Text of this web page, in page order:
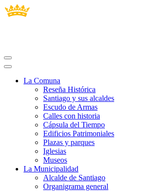
La Comuna
Reseña Histórica
Santiago y sus alcaldes
Escudo de Armas
Calles con historia
Cápsula del Tiempo
Edificios Patrimoniales
Plazas y parques
Iglesias
Museos
La Municipalidad
Alcalde de Santiago
Organigrama general